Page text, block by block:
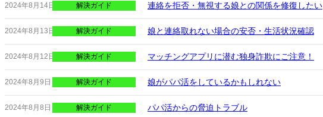
2024年8月14日 解決ガイド 連絡を拒否・無視する娘との関係を修復したい
2024年8月13日 解決ガイド 娘と連絡取れない場合の安否・生活状況確認
2024年8月12日 解決ガイド マッチングアプリに潜む独身詐欺にご注意！
2024年8月9日 解決ガイド 娘がパパ活をしているかもしれない
2024年8月8日 解決ガイド パパ活からの脅迫トラブル